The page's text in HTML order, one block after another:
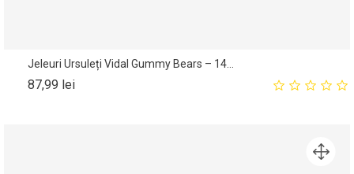
Jeleuri Ursuleți Vidal Gummy Bears – 14...
87,99 leiPret